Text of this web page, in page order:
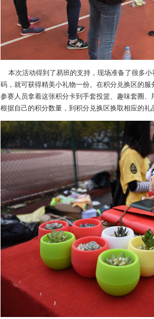
本次活动得到了易班的支持，现场准备了很多
码，就可获得精美小礼物一份。在积分兑换区的服
参赛人员拿着这张积分卡到手套投篮、趣味套圈
根据自己的积分数量，到积分兑换区换取相应的